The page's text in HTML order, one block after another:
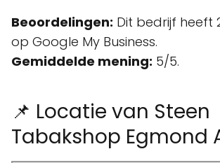
Beoordelingen: Dit bedrijf heeft
op Google My Business.
Gemiddelde mening: 5/5.
📌 Locatie van Steen
Tabakshop Egmond